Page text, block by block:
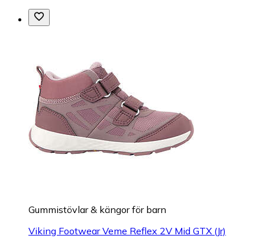
Gummistövlar & kängor för barn
Viking Footwear Veme Reflex 2V Mid GTX (Jr)